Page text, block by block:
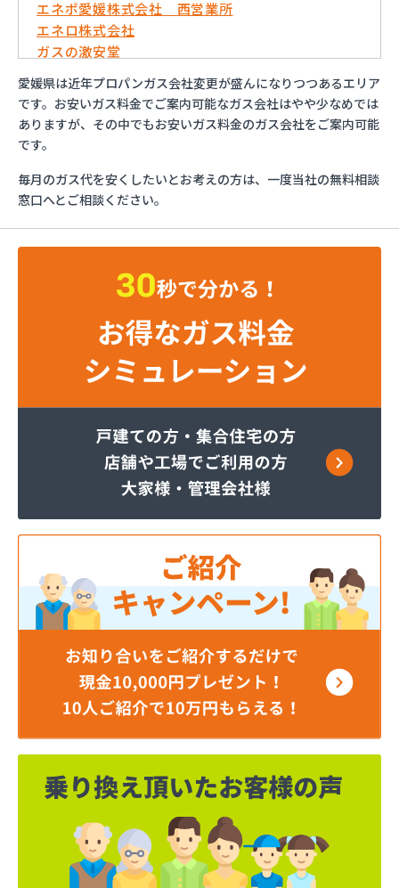
エネポ愛媛株式会社 西営業所
エネロ株式会社
ガスの激安堂
ガス太郎
ともざわプロパン
マリンガス
みづほ商店
愛媛日商プロパン株式会社 松山営業所
旭物産株式会社
安高ガス商会
岡田燃料店
株式会社フモト商会
株式会社愛媛ガスセンター
株式会社柿原石油
株式会社丸源ガス
株式会社寺田商店
株式会社小田商店 本店
株式会社松山生協本社
株式会社松山生協本社 垣生充填所
株式会社松山生協本社 小野基地
株式会社松山生協本社 石井基地
株式会社松山生協本社 味生基地
株式会社松南産業
株式会社松友ガス
株式会社新田石油店
株式会社大内造船所 ガス販売部
株式会社竹田石油
株式会社仲渡石油
株式会社天宗 本社
株式会社天宗 新居浜ガスセンター
株式会社天宗 今治ガスセンター
愛媛県は近年プロパンガス会社変更が盛んになりつつあるエリア
です。お安いガス料金でご案内可能なガス会社はやや少なめでは
ありますが、その中でもお安いガス料金のガス会社をご案内可能
です。
毎月のガス代を安くしたいとお考えの方は、一度当社の無料相談
窓口へとご相談ください。